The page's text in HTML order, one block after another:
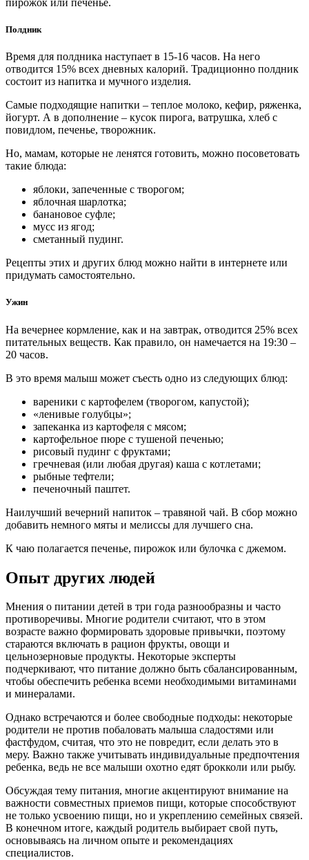
пирожок или печенье.
Полдник
Время для полдника наступает в 15-16 часов. На него
отводится 15% всех дневных калорий. Традиционно полдник
состоит из напитка и мучного изделия.
Самые подходящие напитки – теплое молоко, кефир, ряженка,
йогурт. А в дополнение – кусок пирога, ватрушка, хлеб с
повидлом, печенье, творожник.
Но, мамам, которые не ленятся готовить, можно посоветовать
такие блюда:
яблоки, запеченные с творогом;
яблочная шарлотка;
банановое суфле;
мусс из ягод;
сметанный пудинг.
Рецепты этих и других блюд можно найти в интернете или
придумать самостоятельно.
Ужин
На вечернее кормление, как и на завтрак, отводится 25% всех
питательных веществ. Как правило, он намечается на 19:30 –
20 часов.
В это время малыш может съесть одно из следующих блюд:
вареники с картофелем (творогом, капустой);
«ленивые голубцы»;
запеканка из картофеля с мясом;
картофельное пюре с тушеной печенью;
рисовый пудинг с фруктами;
гречневая (или любая другая) каша с котлетами;
рыбные тефтели;
печеночный паштет.
Наилучший вечерний напиток – травяной чай. В сбор можно
добавить немного мяты и мелиссы для лучшего сна.
К чаю полагается печенье, пирожок или булочка с джемом.
Опыт других людей
Мнения о питании детей в три года разнообразны и часто
противоречивы. Многие родители считают, что в этом
возрасте важно формировать здоровые привычки, поэтому
стараются включать в рацион фрукты, овощи и
цельнозерновые продукты. Некоторые эксперты
подчеркивают, что питание должно быть сбалансированным,
чтобы обеспечить ребенка всеми необходимыми витаминами
и минералами.
Однако встречаются и более свободные подходы: некоторые
родители не против побаловать малыша сладостями или
фастфудом, считая, что это не повредит, если делать это в
меру. Важно также учитывать индивидуальные предпочтения
ребенка, ведь не все малыши охотно едят брокколи или рыбу.
Обсуждая тему питания, многие акцентируют внимание на
важности совместных приемов пищи, которые способствуют
не только усвоению пищи, но и укреплению семейных связей.
В конечном итоге, каждый родитель выбирает свой путь,
основываясь на личном опыте и рекомендациях
специалистов.